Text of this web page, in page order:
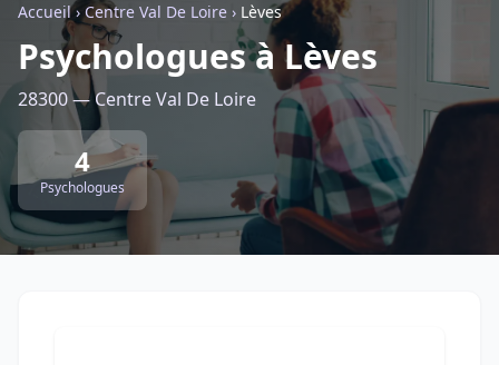
Accueil› Centre Val De Loire › Lèves
Psychologues à Lèves
28300 — Centre Val De Loire
4
Psychologues